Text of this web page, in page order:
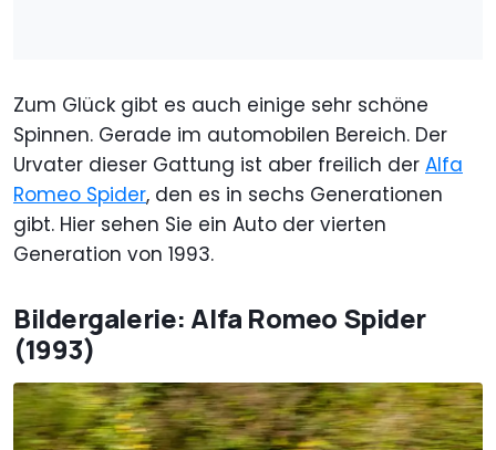
Zum Glück gibt es auch einige sehr schöne
Spinnen. Gerade im automobilen Bereich. Der
Urvater dieser Gattung ist aber freilich der Alfa
Romeo Spider, den es in sechs Generationen
gibt. Hier sehen Sie ein Auto der vierten
Generation von 1993.
Bildergalerie: Alfa Romeo Spider
(1993)